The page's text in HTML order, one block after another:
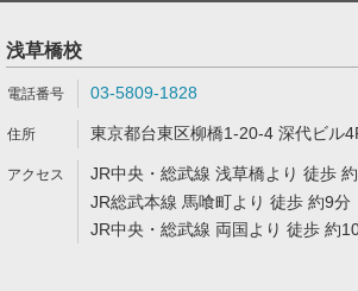
浅草橋校
03-5809-1828
東京都台東区柳橋1-20-4 深代ビル
JR中央・総武線 浅草橋より 徒歩
JR総武本線 馬喰町より 徒歩 約9分
JR中央・総武線 両国より 徒歩 約